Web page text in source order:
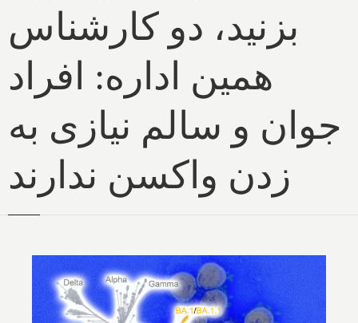
بزنید، دو کارشناس
همین اداره: افراد
جوان و سالم نیازی به
زدن واکسن ندارند